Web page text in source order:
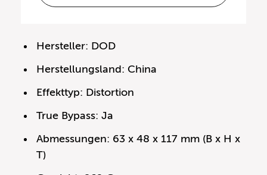
Hersteller: DOD
Herstellungsland: China
Effekttyp: Distortion
True Bypass: Ja
Abmessungen: 63 x 48 x 117 mm (B x H x
T)